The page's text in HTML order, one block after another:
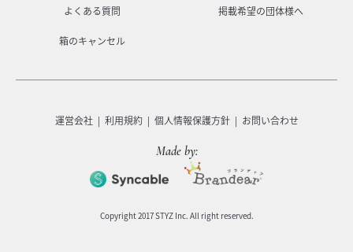
よくある質問 掲載希望の団体様へ
箱のキャンセル
運営会社 利用規約 個人情報保護方針 お問い合わせ
Made by:
Copyright 2017 STYZ Inc. All right reserved.